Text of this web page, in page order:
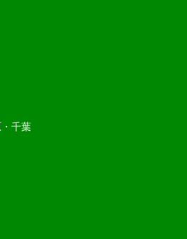
千葉